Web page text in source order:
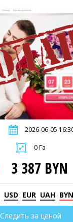
2026-06-05
0 Га
3 387 BYN
USD EUR UAH BYN
Следить за ценой